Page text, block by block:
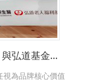
大研生醫關懷長者健康 與弘道基金會合作捐贈益生菌
視為品牌核心價值